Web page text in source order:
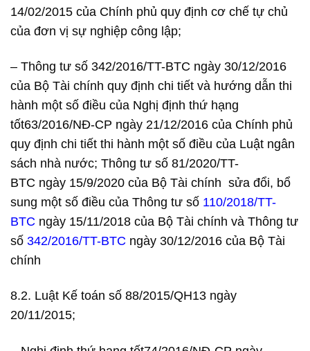
14/02/2015 của Chính phủ quy định cơ chế tự chủ
của đơn vị sự nghiệp công lập;
– Thông tư số 342/2016/TT-BTC ngày 30/12/2016
của Bộ Tài chính quy định chi tiết và hướng dẫn thi
hành một số điều của Nghị định thứ hạng
tốt63/2016/NĐ-CP ngày 21/12/2016 của Chính phủ
quy định chi tiết thi hành một số điều của Luật ngân
sách nhà nước; Thông tư số 81/2020/TT-
BTC ngày 15/9/2020 của Bộ Tài chính sửa đổi, bổ
sung một số điều của Thông tư số 110/2018/TT-
BTC ngày 15/11/2018 của Bộ Tài chính và Thông tư
số 342/2016/TT-BTC ngày 30/12/2016 của Bộ Tài
chính
8.2. Luật Kế toán số 88/2015/QH13 ngày
20/11/2015;